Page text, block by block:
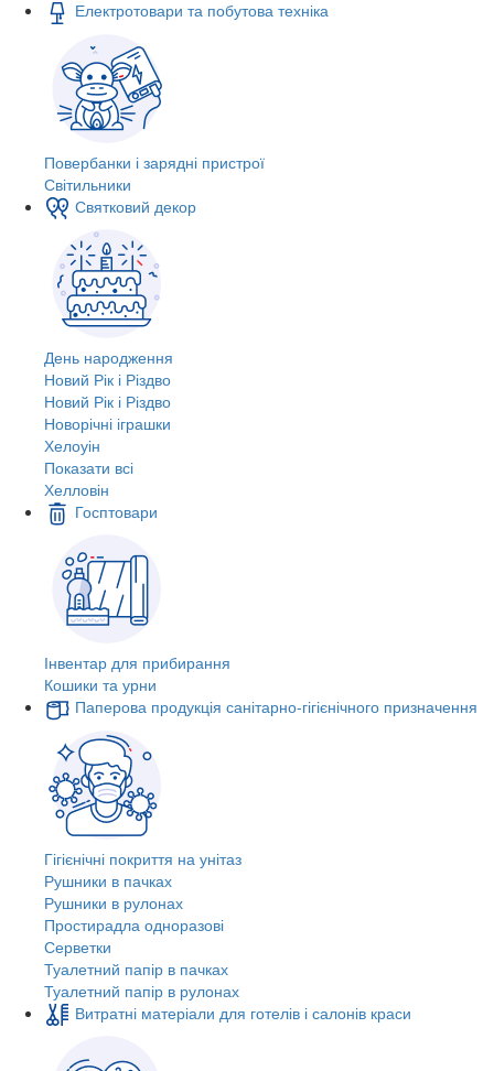
Електротовари та побутова техніка
Повербанки і зарядні пристрої
Світильники
Святковий декор
День народження
Новий Рік і Різдво
Новий Рік і Різдво
Новорічні іграшки
Хелоуін
Показати всі
Хелловін
Госптовари
Інвентар для прибирання
Кошики та урни
Паперова продукція санітарно-гігієнічного призначення
Гігієнічні покриття на унітаз
Рушники в пачках
Рушники в рулонах
Простирадла одноразові
Серветки
Туалетний папір в пачках
Туалетний папір в рулонах
Витратні матеріали для готелів і салонів краси